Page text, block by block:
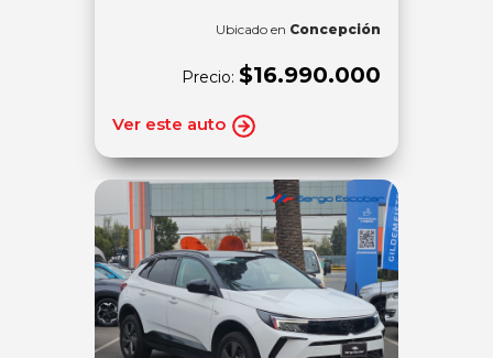
Ubicado en Concepción
Precio: $16.990.000
Ver este auto